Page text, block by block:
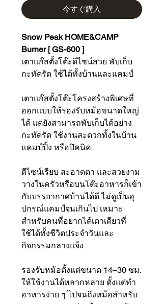
今すぐ購入
Snow Peak HOME&CAMP
Burner [ GS-600 ]
เตาแก๊สตั้งโต๊ะดีไซน์สวย พับเก็บ
กะทัดรัด ใช้ได้ทั้งบ้านและแคมป์
เตาแก๊สตั้งโต๊ะโครงสร้างพิเศษที่
ออกแบบให้รองรับหม้อขนาดใหญ่
ได้ แต่ยังสามารถพับเก็บได้อย่าง
กะทัดรัด ใช้งานสะดวกทั้งในบ้าน
แคมป์ปิ้ง หรือปิคนิค
ดีไซน์เรียบ สะอาดตา และสวยงาม
วางในครัวหรือบนโต๊ะอาหารก็เข้า
กับบรรยากาศบ้านได้ดี ไม่ดูเป็นอุ
ปกรณ์แคมป์จนเกินไป เหมาะ
สำหรับคนที่อยากได้เตาเดียวที่
ใช้ได้ทั้งชีวิตประจำวันและ
กิจกรรมกลางแจ้ง
รองรับหม้อตั้งแต่ขนาด 14–30 ซม.
ให้ใช้งานได้หลากหลาย ตั้งแต่ทำ
อาหารง่าย ๆ ไปจนถึงหม้อสำหรับ